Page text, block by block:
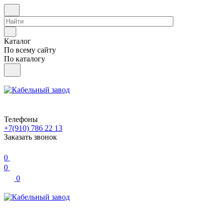
Каталог
По всему сайту
По каталогу
Телефоны
+7(910) 786 22 13
Заказать звонок
0
0
0